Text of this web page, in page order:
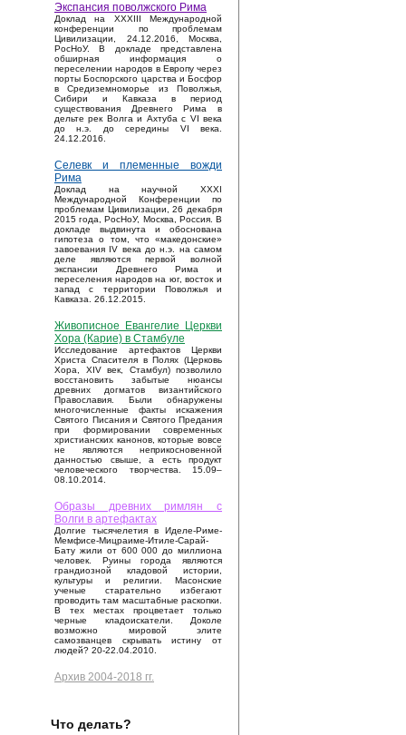
Экспансия поволжского Рима
Доклад на XXXIII Международной
конференции по проблемам
Цивилизации, 24.12.2016, Москва,
РосНоУ. В докладе представлена
обширная информация о
переселении народов в Европу через
порты Боспорского царства и Босфор
в Средиземноморье из Поволжья,
Сибири и Кавказа в период
существования Древнего Рима в
дельте рек Волга и Ахтуба с VI века
до н.э. до середины VI века.
24.12.2016.
Селевк и племенные вожди
Рима
Доклад на научной XXXI
Международной Конференции по
проблемам Цивилизации, 26 декабря
2015 года, РосНоУ, Москва, Россия. В
докладе выдвинута и обоснована
гипотеза о том, что «македонские»
завоевания IV века до н.э. на самом
деле являются первой волной
экспансии Древнего Рима и
переселения народов на юг, восток и
запад с территории Поволжья и
Кавказа. 26.12.2015.
Живописное Евангелие Церкви
Хора (Карие) в Стамбуле
Исследование артефактов Церкви
Христа Спасителя в Полях (Церковь
Хора, XIV век, Стамбул) позволило
восстановить забытые нюансы
древних догматов византийского
Православия. Были обнаружены
многочисленные факты искажения
Святого Писания и Святого Предания
при формировании современных
христианских канонов, которые вовсе
не являются неприкосновенной
данностью свыше, а есть продукт
человеческого творчества. 15.09–
08.10.2014.
Образы древних римлян с
Волги в артефактах
Долгие тысячелетия в Иделе-Риме-
Мемфисе-Мицраиме-Итиле-Сарай-
Бату жили от 600 000 до миллиона
человек. Руины города являются
грандиозной кладовой истории,
культуры и религии. Масонские
ученые старательно избегают
проводить там масштабные раскопки.
В тех местах процветает только
черные кладоискатели. Доколе
возможно мировой элите
самозванцев скрывать истину от
людей? 20-22.04.2010.
Архив 2004-2018 гг.
Что делать?